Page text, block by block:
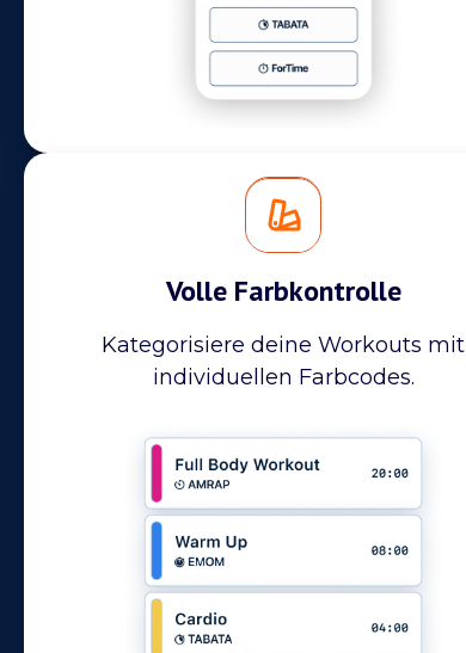
Volle Farbkontrolle
Kategorisiere deine Workouts mit
individuellen Farbcodes.